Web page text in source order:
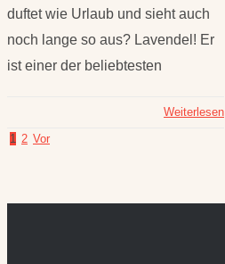
duftet wie Urlaub und sieht auch
noch lange so aus? Lavendel! Er
ist einer der beliebtesten
Weiterlesen
1 2 Vor